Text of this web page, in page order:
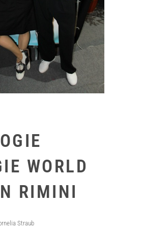
WORLD
RIMINI
Straub